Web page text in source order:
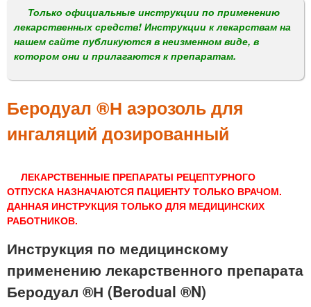
м
е
н
Только официальные инструкции по применению
лекарственных средств! Инструкции к лекарствам на
нашем сайте публикуются в неизменном виде, в
котором они и прилагаются к препаратам.
Беродуал ®Н аэрозоль для
ингаляций дозированный
ЛЕКАРСТВЕННЫЕ ПРЕПАРАТЫ РЕЦЕПТУРНОГО
ОТПУСКА НАЗНАЧАЮТСЯ ПАЦИЕНТУ ТОЛЬКО ВРАЧОМ.
ДАННАЯ ИНСТРУКЦИЯ ТОЛЬКО ДЛЯ МЕДИЦИНСКИХ
РАБОТНИКОВ.
Инструкция по медицинскому
применению лекарственного препарата
Беродуал ®Н (Berodual ®N)